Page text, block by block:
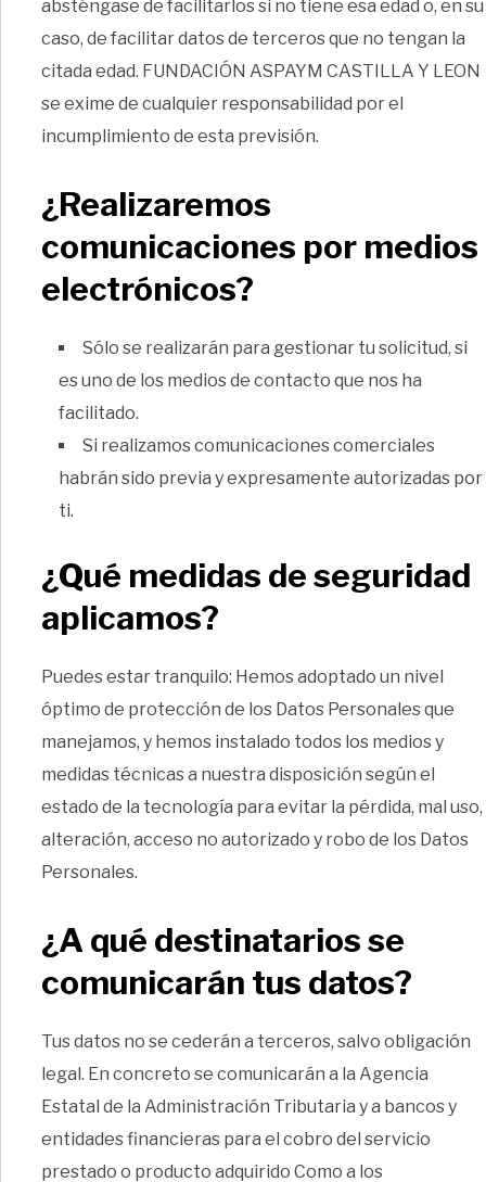
absténgase de facilitarlos si no tiene esa edad o, en su
caso, de facilitar datos de terceros que no tengan la
citada edad. FUNDACIÓN ASPAYM CASTILLA Y LEON
se exime de cualquier responsabilidad por el
incumplimiento de esta previsión.
¿Realizaremos
comunicaciones por medios
electrónicos?
Sólo se realizarán para gestionar tu solicitud, si
es uno de los medios de contacto que nos ha
facilitado.
Si realizamos comunicaciones comerciales
habrán sido previa y expresamente autorizadas por
ti.
¿Qué medidas de seguridad
aplicamos?
Puedes estar tranquilo: Hemos adoptado un nivel
óptimo de protección de los Datos Personales que
manejamos, y hemos instalado todos los medios y
medidas técnicas a nuestra disposición según el
estado de la tecnología para evitar la pérdida, mal uso,
alteración, acceso no autorizado y robo de los Datos
Personales.
¿A qué destinatarios se
comunicarán tus datos?
Tus datos no se cederán a terceros, salvo obligación
legal. En concreto se comunicarán a la Agencia
Estatal de la Administración Tributaria y a bancos y
entidades financieras para el cobro del servicio
prestado o producto adquirido Como a los